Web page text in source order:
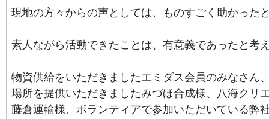
現地の方々からの声としては、 ものすごく助かった
素人ながら活動できたことは、有意義であったと考
物資供給をいただきましたエミダス会員のみなさん
場所を提供いただきましたみづほ合成様、八海クリ
藤倉運輸様、ボランティアで参加いただいている弊